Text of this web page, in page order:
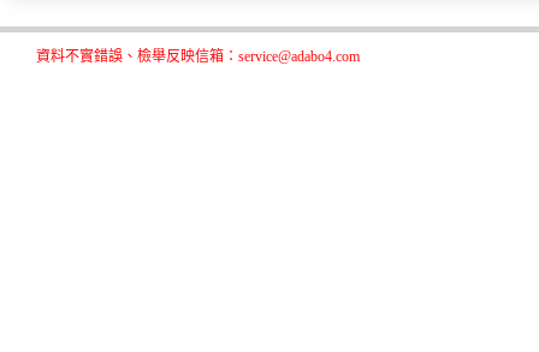
資料不實錯誤、檢舉反映信箱：service@adabo4.com